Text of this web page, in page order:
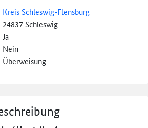
Kreis Schleswig-Flensburg
24837 Schleswig
Ja
Nein
Überweisung